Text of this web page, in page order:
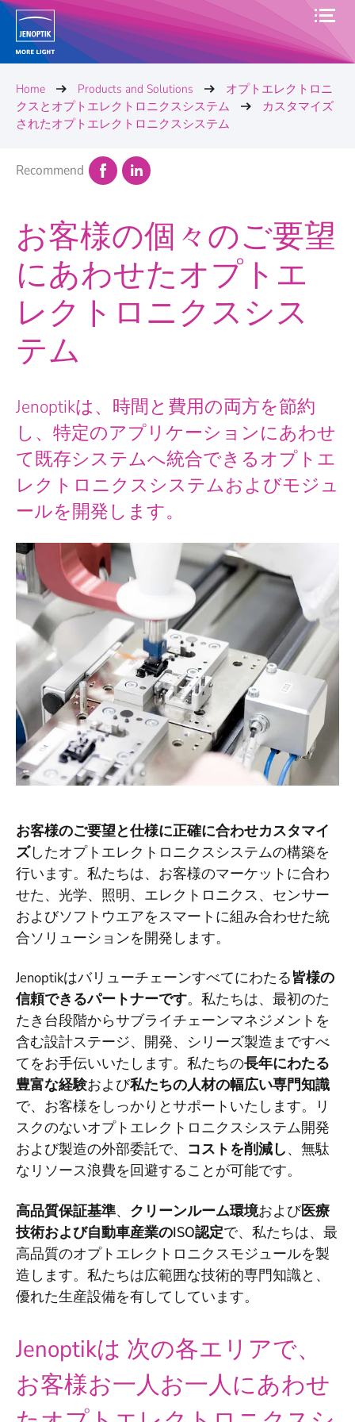
Home Products and Solutions
オプトエレクトロニ
クスとオプトエレクトロニクスシステム
カスタマイズ
されたオプトエレクトロニクスシステム
Recommend
お客様の個々のご要望
にあわせたオプトエ
レクトロニクスシス
テム
Jenoptikは、時間と費用の両方を節約
し、特定のアプリケーションにあわせ
て既存システムへ統合できるオプトエ
レクトロニクスシステムおよびモジュ
ールを開発します。
お客様のご要望と仕様に正確に合わせカスタマイ
ズしたオプトエレクトロニクスシステムの構築を
行います。私たちは、お客様のマーケットに合わ
せた、光学、照明、エレクトロニクス、センサー
およびソフトウエアをスマートに組み合わせた統
合ソリューションを開発します。
Jenoptikはバリューチェーンすべてにわたる皆様の
信頼できるパートナーです。私たちは、最初のた
たき台段階からサブライチェーンマネジメントを
含む設計ステージ、開発、シリーズ製造まですべ
てをお手伝いいたします。私たちの長年にわたる
豊富な経験および私たちの人材の幅広い専門知識
で、お客様をしっかりとサポートいたします。リ
スクのないオプトエレクトロニクスシステム開発
および製造の外部委託で、 コストを削減し、無駄
なリソース浪費を回避することが可能です。
高品質保証基準、 クリーンルーム環境および医療
技術および自動車産業のISO認定で、私たちは、最
高品質のオプトエレクトロニクスモジュールを製
造します。私たちは広範囲な技術的専門知識と、
優れた生産設備を有してしています。
Jenoptikは 次の各エリアで、
お客様お一人お一人にあわせ